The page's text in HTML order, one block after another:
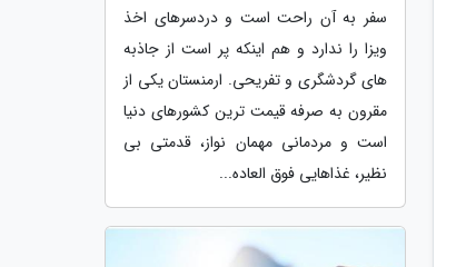
سفر به آن راحت است و دردسرهای اخذ
ویزا را ندارد و هم اینکه پر است از جاذبه
های گردشگری و تفریحی. ارمنستان یکی از
مقرون به صرفه قیمت ترین کشورهای دنیا
است و مردمانی مهمان نواز، قدمتی بی
نظیر، غذاهایی فوق العاده...